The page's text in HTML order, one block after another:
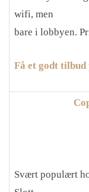
wifi, men
bare i lobbyen.
Få et godt
Svært populært